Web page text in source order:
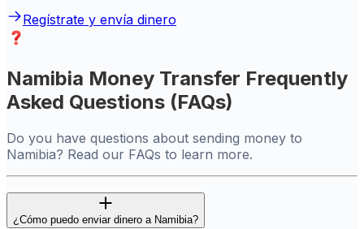
Regístrate y envía dinero
Namibia Money Transfer Frequently
Asked Questions (FAQs)
Do you have questions about sending money to
Namibia? Read our FAQs to learn more.
¿Cómo puedo enviar dinero a Namibia?